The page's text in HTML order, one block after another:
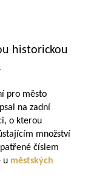
historickou
pro město
psal na zadní
o kterou
množství
číslem
u městských